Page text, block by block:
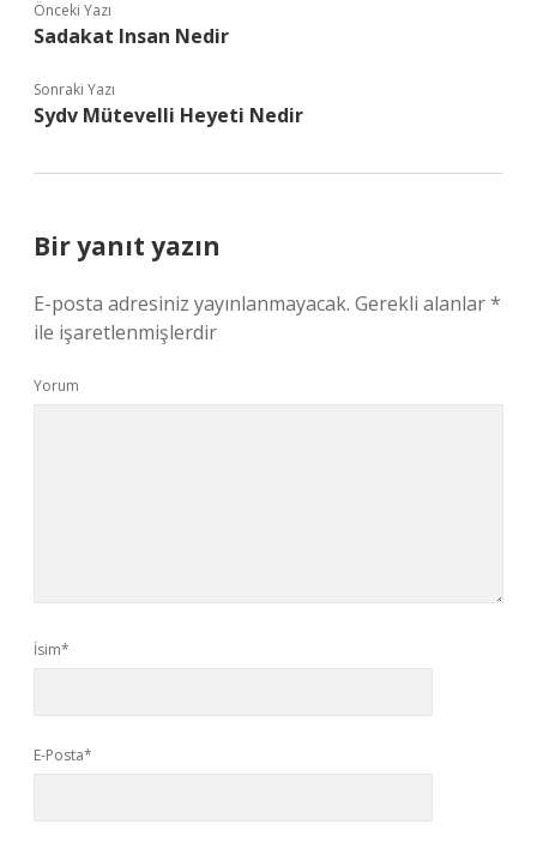
Önceki Yazı
Sadakat Insan Nedir
Sonraki Yazı
Sydv Mütevelli Heyeti Nedir
Bir yanıt yazın
E-posta adresiniz yayınlanmayacak. Gerekli alanlar*
ile işaretlenmişlerdir
Yorum
İsim*
E-Posta*